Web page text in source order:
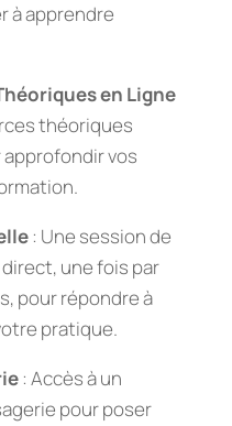
à apprendre
en Ligne
théoriques
vos
: Une session de
une fois par
pour répondre à
pratique.
: Accès à un
pour poser